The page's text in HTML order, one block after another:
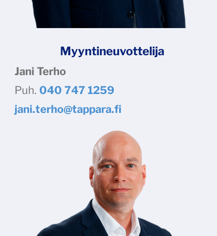
Myyntineuvottelija
Jani Terho
Puh. 040 747 1259
jani.terho@tappara.fi